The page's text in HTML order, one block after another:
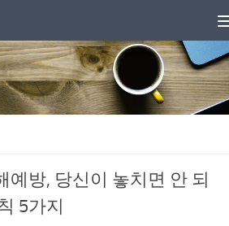
예방, 당신이 놓치면 안 되
5가지